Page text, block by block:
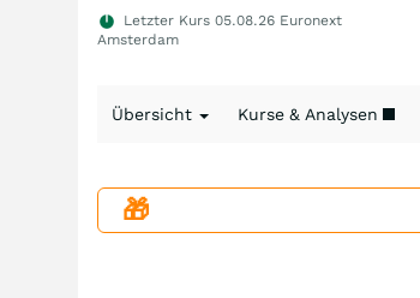
Letzter Kurs 05.08.26 Euronext
Amsterdam
Übersicht Kurse & Analysen
🎁